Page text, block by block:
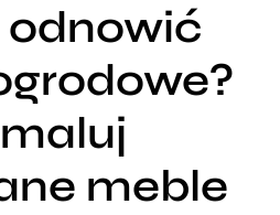
meble